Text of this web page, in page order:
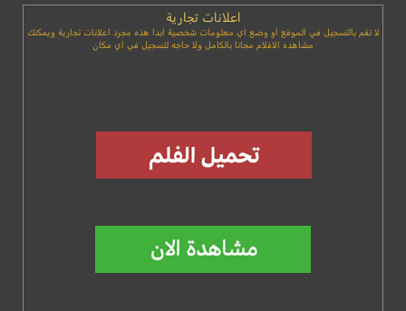
اعلانات تجارية
لا تقم بالتسجيل في الموقع او وضع اي معلومات شخصية ابدا هذه مجرد اعلانات تجارية ويمكنك
مشاهده الافلام مجانا بالكامل ولا حاجه لتسجيل في اي مكان